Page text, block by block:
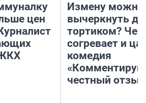
цен
Измену можно
вычеркнуть
тортиком? Чем
согревает и
комедия
«Комментируй
честный отзыв